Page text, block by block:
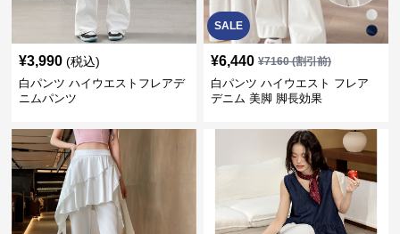
¥3,990 (税込)
白パンツ ハイウエストフレアデ
ニムパンツ
SALE
¥6,440 ¥7160(割引前)
白パンツ ハイウエスト フレア
デニム 美脚 脚長効果